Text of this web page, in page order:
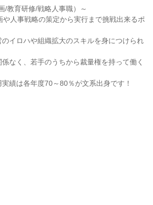
/教育研修/戦略人事職）～
や人事戦略の策定から実行まで挑戦出来るポ
イロハや組織拡大のスキルを身につけられ
なく、若手のうちから裁量権を持って働く
績は各年度70～80％が文系出身です！